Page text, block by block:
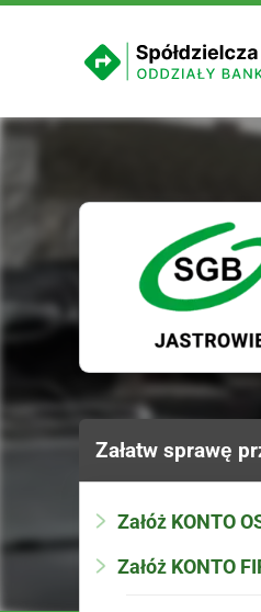
Załatw sprawę
Załóż KONTO
Załóż KONTO